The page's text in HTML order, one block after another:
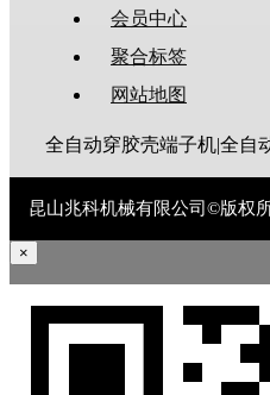
会员中心
聚合标签
网站地图
昆山兆科机械有限公司©版权
×